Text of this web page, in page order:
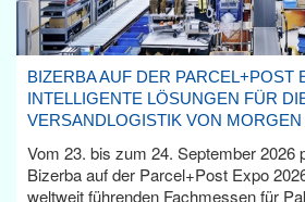
BIZERBA AUF DER PARCEL+POST
INTELLIGENTE LÖSUNGEN FÜR
VERSANDLOGISTIK VON MORGEN
Vom 23. bis zum 24. September 2026
Bizerba auf der Parcel+Post Expo
weltweit führenden Fachmessen für